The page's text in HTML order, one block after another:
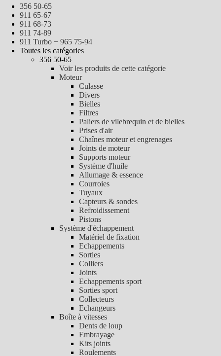
356 50-65
911 65-67
911 68-73
911 74-89
911 Turbo + 965 75-94
Toutes les catégories
356 50-65
Voir les produits de cette catégorie
Moteur
Culasse
Divers
Bielles
Filtres
Paliers de vilebrequin et de bielles
Prises d'air
Chaînes moteur et engrenages
Joints de moteur
Supports moteur
Système d'huile
Allumage & essence
Courroies
Tuyaux
Capteurs & sondes
Refroidissement
Pistons
Système d'échappement
Matériel de fixation
Echappements
Sorties
Colliers
Joints
Echappements sport
Sorties sport
Collecteurs
Echangeurs
Boîte à vitesses
Dents de loup
Embrayage
Kits joints
Roulements